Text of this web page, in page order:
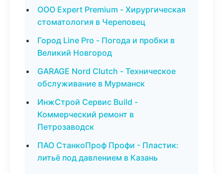
ООО Expert Premium - Хирургическая
стоматология в Череповец
Город Line Pro - Погода и пробки в
Великий Новгород
GARAGE Nord Clutch - Техническое
обслуживание в Мурманск
ИнжСтрой Сервис Build -
Коммерческий ремонт в
Петрозаводск
ПАО СтанкоПроф Профи - Пластик:
литьё под давлением в Казань